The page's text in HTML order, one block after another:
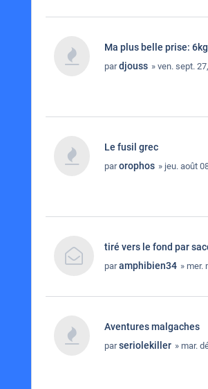
Ma plus belle prise:
pardjouss » ven. sept.
Le fusil grec
parorophos » jeu. août
tiré vers le fond par
paramphibien34 » mer.
Aventures malgaches
parseriolekiller » mar.